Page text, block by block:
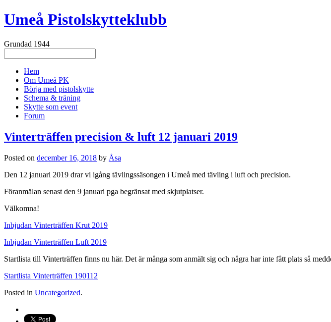
Umeå Pistolskytteklubb
Grundad 1944
Hem
Om Umeå PK
Börja med pistolskytte
Schema & träning
Skytte som event
Forum
Vinterträffen precision & luft 12 januari 2019
Posted on december 16, 2018 by Åsa
Den 12 januari 2019 drar vi igång tävlingssäsongen i Umeå med tävling i luft och precision.
Föranmälan senast den 9 januari pga begränsat med skjutplatser.
Välkomna!
Inbjudan Vinterträffen Krut 2019
Inbjudan Vinterträffen Luft 2019
Startlista till Vinterträffen finns nu här. Det är många som anmält sig och några har inte fått plats så
Startlista Vinterträffen 190112
Posted in Uncategorized.